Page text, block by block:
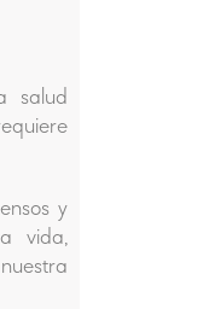
salud
y
vida,